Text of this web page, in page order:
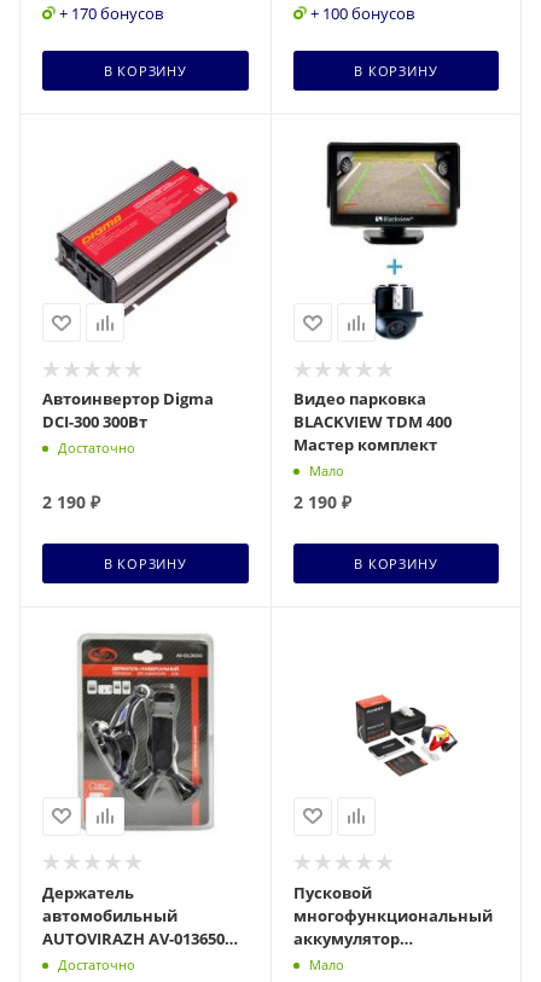
+ 170 бонусов
В КОРЗИНУ
+ 100 бонусов
В КОРЗИНУ
Автоинвертор Digma
DCI-300 300Вт
Достаточно
2 190 ₽
В КОРЗИНУ
Видео парковка
BLACKVIEW TDM 400
Мастер комплект
Мало
2 190₽
В КОРЗИНУ
Держатель
автомобильный
AUTOVIRAZH AV-013650
(телефон,GPSнавигатор
Достаточно
Пусковой
многофункциональный
аккумулятор
Аккумулятор PATRIOT
Мало